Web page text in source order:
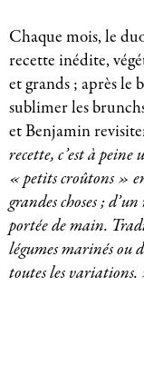
Chaque mois, le
recette inédite,
et grands ; après le
sublimer les
et Benjamin
recette, c’est à
« petits croûtons »
grandes choses ;
portée de main.
légumes marinés ou
toutes les variations.